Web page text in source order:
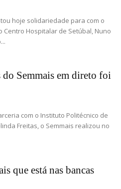
hoje solidariedade para com o
Hospitalar de Setúbal, Nuno
Semmais em direto foi
com o Instituto Politécnico de
Freitas, o Semmais realizou no
que está nas bancas